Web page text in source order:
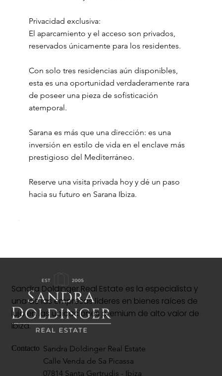
Privacidad exclusiva:
El aparcamiento y el acceso son privados,
reservados únicamente para los residentes.
Con solo tres residencias aún disponibles,
esta es una oportunidad verdaderamente rara
de poseer una pieza de sofisticación
atemporal.
Sarana es más que una dirección: es una
inversión en estilo de vida en el enclave más
prestigioso del Mediterráneo.
Reserve una visita privada hoy y dé un paso
hacia su futuro en Sarana Ibiza.
Sandra Doldinger Real Estate es la especialista y
una de las empresas líderes en bienes raíces de
lujo en las ubicaciones premium de alto valor de
Ibiza.
Contacto Sandra Doldinger Real Estate
Calle Venda de Sa Picassa
07814 Santa Gertrudis - Ibiza